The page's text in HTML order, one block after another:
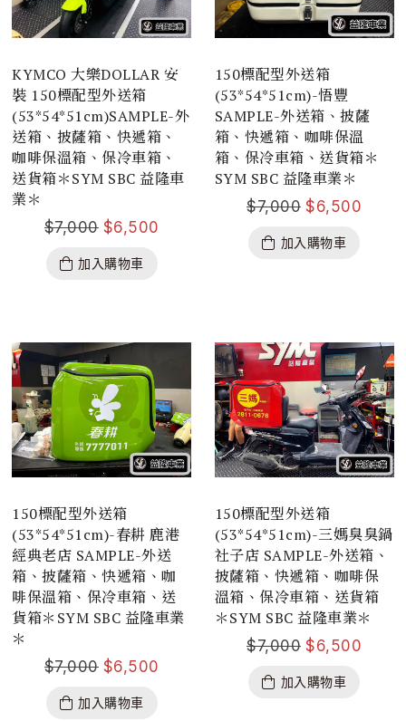
KYMCO 大樂DOLLAR 安
裝 150標配型外送箱
(53*54*51cm)SAMPLE-外
送箱、披薩箱、快遞箱、
咖啡保溫箱、保冷車箱、
送貨箱＊SYM SBC 益隆車
業＊
$7,000 $6,500
加入購物車
150標配型外送箱
(53*54*51cm)-悟豐
SAMPLE-外送箱、披薩
箱、快遞箱、咖啡保溫
箱、保冷車箱、送貨箱＊
SYM SBC 益隆車業＊
$7,000 $6,500
加入購物車
150標配型外送箱
(53*54*51cm)-春耕 鹿港
經典老店 SAMPLE-外送
箱、披薩箱、快遞箱、咖
啡保溫箱、保冷車箱、送
貨箱＊SYM SBC 益隆車業
＊
$7,000 $6,500
加入購物車
150標配型外送箱
(53*54*51cm)-三媽臭臭鍋
社子店 SAMPLE-外送箱、
披薩箱、快遞箱、咖啡保
溫箱、保冷車箱、送貨箱
＊SYM SBC 益隆車業＊
$7,000 $6,500
加入購物車